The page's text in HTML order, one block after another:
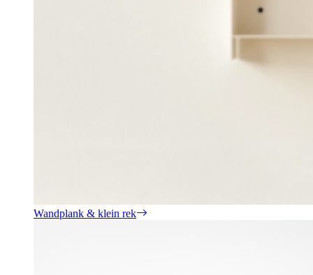
Wandplank & klein rek